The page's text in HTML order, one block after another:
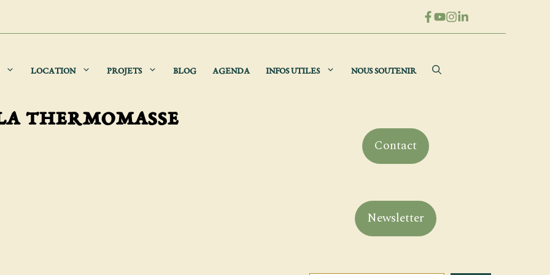
LOCATION PROJETS BLOG AGENDA INFOS UTILES NOUS SOUTENIR
thermomasse
Contact
Newsletter